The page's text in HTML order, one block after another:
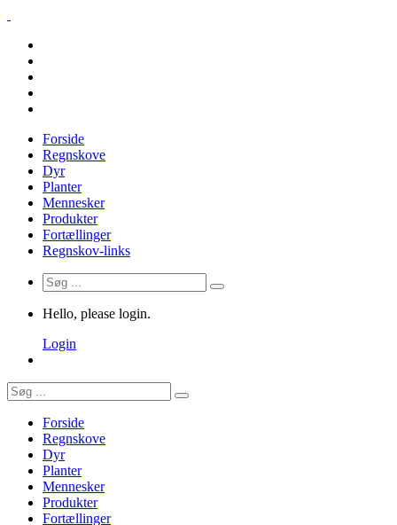
Forside
Regnskove
Dyr
Planter
Mennesker
Produkter
Fortællinger
Regnskov-links
Hello, please login.
Login
Forside
Regnskove
Dyr
Planter
Mennesker
Produkter
Fortællinger